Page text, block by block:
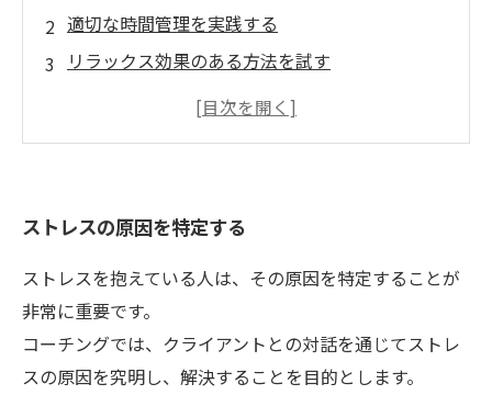
適切な時間管理を実践する
リラックス効果のある方法を試す
同僚や上司とコミュニケーションを取る
ストレスの原因を特定する
ストレスを抱えている人は、その原因を特定することが
非常に重要です。
コーチングでは、クライアントとの対話を通じてストレ
スの原因を究明し、解決することを目的とします。